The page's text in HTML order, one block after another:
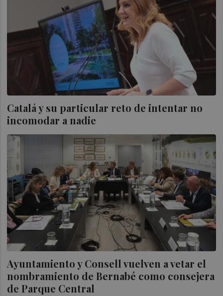
Catalá y su particular reto de intentar no
incomodar a nadie
Ayuntamiento y Consell vuelven a vetar el
nombramiento de Bernabé como consejera
de Parque Central